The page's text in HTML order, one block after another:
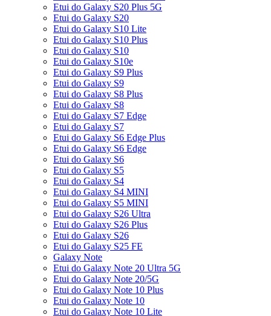
Etui do Galaxy S20 Plus 5G
Etui do Galaxy S20
Etui do Galaxy S10 Lite
Etui do Galaxy S10 Plus
Etui do Galaxy S10
Etui do Galaxy S10e
Etui do Galaxy S9 Plus
Etui do Galaxy S9
Etui do Galaxy S8 Plus
Etui do Galaxy S8
Etui do Galaxy S7 Edge
Etui do Galaxy S7
Etui do Galaxy S6 Edge Plus
Etui do Galaxy S6 Edge
Etui do Galaxy S6
Etui do Galaxy S5
Etui do Galaxy S4
Etui do Galaxy S4 MINI
Etui do Galaxy S5 MINI
Etui do Galaxy S26 Ultra
Etui do Galaxy S26 Plus
Etui do Galaxy S26
Etui do Galaxy S25 FE
Galaxy Note
Etui do Galaxy Note 20 Ultra 5G
Etui do Galaxy Note 20/5G
Etui do Galaxy Note 10 Plus
Etui do Galaxy Note 10
Etui do Galaxy Note 10 Lite